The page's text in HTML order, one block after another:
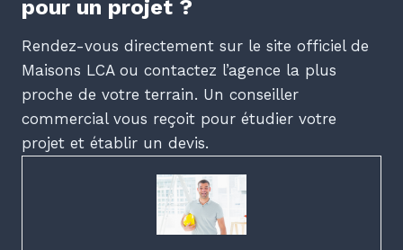
pour un projet ?
Rendez-vous directement sur le site officiel de
Maisons LCA ou contactez l’agence la plus
proche de votre terrain. Un conseiller
commercial vous reçoit pour étudier votre
projet et établir un devis.